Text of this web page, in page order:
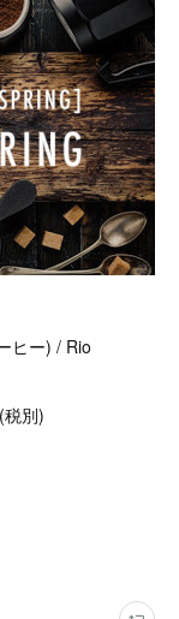
ヒー) / Rio
別)